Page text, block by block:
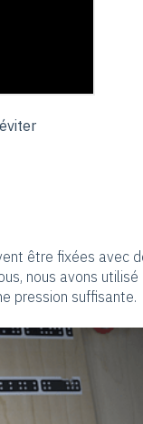
être fixées avec
nous avons utilisé
pression suffisante.